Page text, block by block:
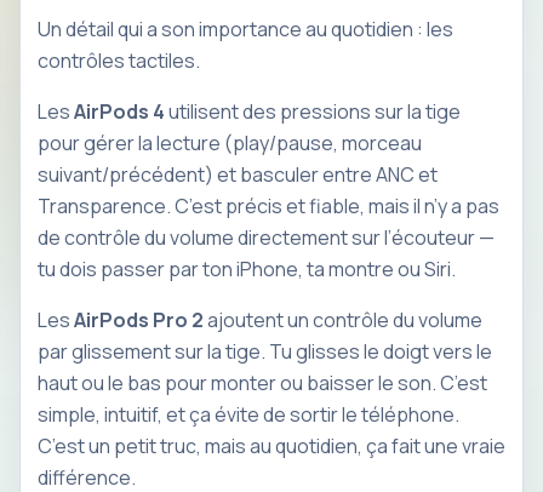
Un détail qui a son importance au quotidien : les
contrôles tactiles.
LesAirPods 4utilisent des pressions sur la tige
pour gérer la lecture (play/pause, morceau
suivant/précédent) et basculer entre ANC et
Transparence. C’est précis et fiable, mais il n’y a pas
de contrôle du volume directement sur l’écouteur —
tu dois passer par ton iPhone, ta montre ou Siri.
LesAirPods Pro 2ajoutent un contrôle du volume
par glissement sur la tige. Tu glisses le doigt vers le
haut ou le bas pour monter ou baisser le son. C’est
simple, intuitif, et ça évite de sortir le téléphone.
C’est un petit truc, mais au quotidien, ça fait une vraie
différence.